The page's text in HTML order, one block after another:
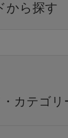
から探す
カテゴリ